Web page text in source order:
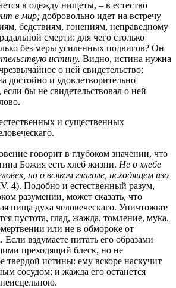
в одежду нищеты, – в естество
в мир; добровольно идет на встречу
бедствиям, гонениям, неправедному
смерти: для чего столько
без меры усиленных подвигов? Он
истину. Видно, истина нужна
о ней свидетельство;
достойно и удовлетворительно
если бы не свидетельствовал о ней
и существенных
говорит в глубоком значении, что
Божия есть хлеб жизни. Не о хлебе
но о всяком глаголе, исходящем изо
4). Подобно и естественный разум,
разумении, может сказать, что
пища духа человеческаго. Уничтожьте
пустота, глад, жажда, томление, мука,
или не в обмороке от
Если вздумаете питать его образами
преходящий блеск, но не
твердой истины: ему вскоре наскучит
сосудом; и жажда его останется